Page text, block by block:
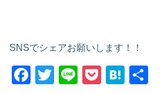
SNSでシェアお願いします！！
F
T
Li
P
H